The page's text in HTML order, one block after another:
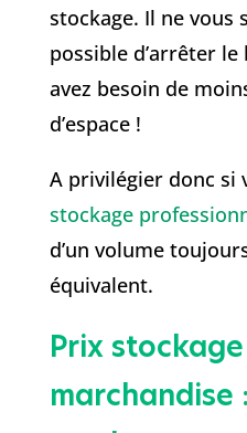
stockage. Il ne vous
possible d’arrêter
avez besoin de
d’espace !
A privilégier donc si
stockage
d’un volume
équivalent.
Prix stockage
marchandise